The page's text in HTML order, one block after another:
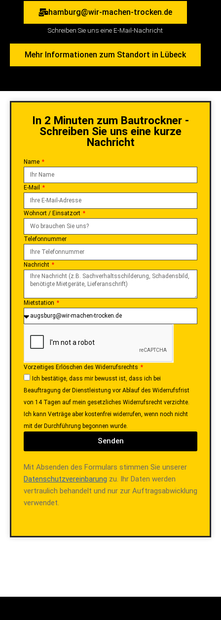
hamburg@wir-machen-trocken.de
Schreiben Sie uns eine E-Mail-Nachricht
Mehr Informationen zum Standort in Lübeck
In 2 Minuten zum Bautrockner -
Schreiben Sie uns eine kurze
Nachricht
Name
E-Mail
Wohnort / Einsatzort
Telefonnummer
Nachricht
Mietstation
Vorzeitiges Erlöschen des Widerrufsrechts
Ich bestätige, dass mir bewusst ist, dass ich bei
Beauftragung der Dienstleistung vor Ablauf des Widerrufsfrist
von 14 Tagen auf mein gesetzliches Widerrufsrecht verzichte.
Ich kann Verträge aber kostenfrei widerrufen, wenn noch nicht
mit der Durchführung begonnen wurde.
Senden
Mit Absenden des Formulars stimmen Sie unserer
Datenschutzvereinbarung zu. Ihr Daten werden
vertraulich behandelt und nur zur Auftragsabwicklung
verwendet.